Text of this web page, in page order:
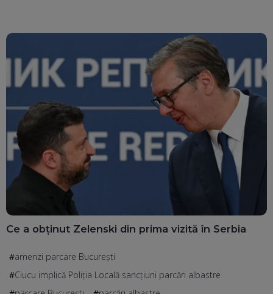
Ce a obținut Zelenski din prima vizită în Serbia
amenzi parcare București
Ciucu implică Poliția Locală sancțiuni parcări albastre